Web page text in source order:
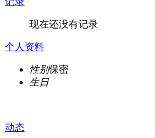
现在还没有记录
个人资料
性别保密
生日
动态